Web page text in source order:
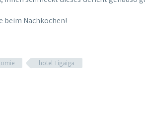
beim Nachkochen!
hotel Tigaiga